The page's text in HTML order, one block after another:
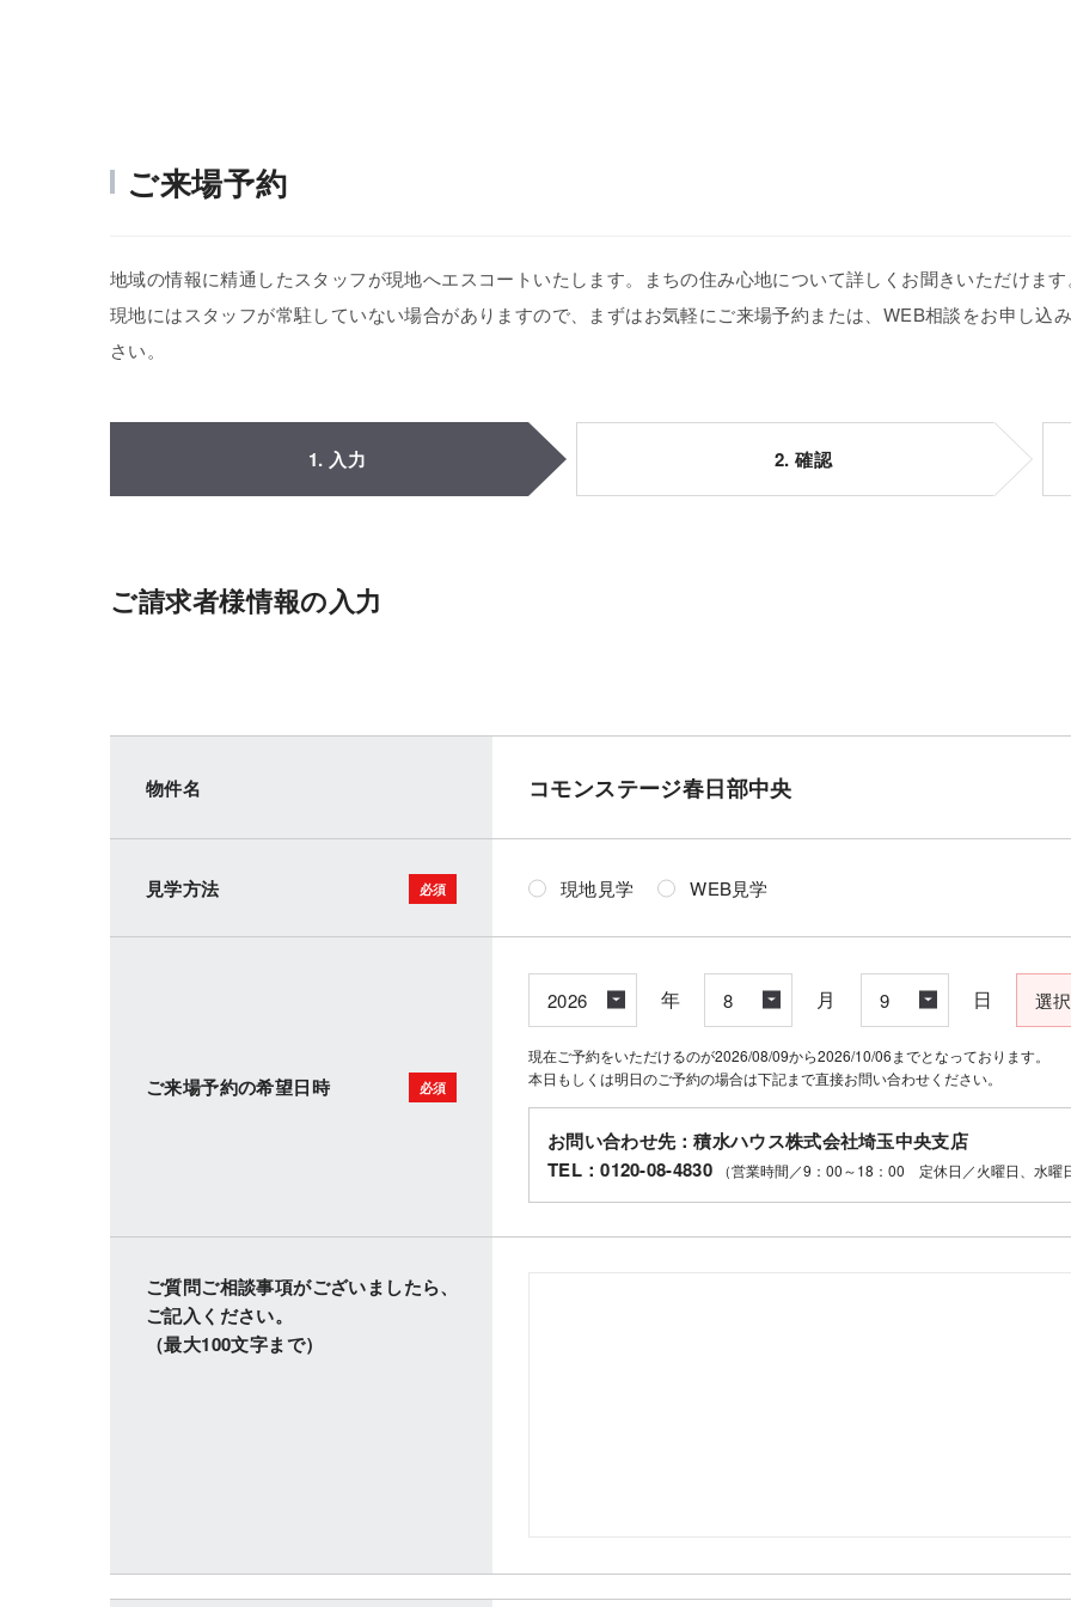
ご来場予約
地域の情報に精通したスタッフが現地へエスコートいたします。まちの住み心地について詳しくお聞きいただけま
現地にはスタッフが常駐していない場合がありますので、まずはお気軽にご来場予約または、WEB相談をお申し込
さい。
1. 入力 2. 確認
ご請求者様情報の入力
物件名 コモンステージ春日部中央
見学方法 現地見学 WEB見学
ご来場予約の希望日時
年 月 日
現在ご予約をいただけるのが2026/08/09から2026/10/06までとなっております。
本日もしくは明日のご予約の場合は下記まで直接お問い合わせください。
お問い合わせ先：積水ハウス株式会社埼玉中央支店
TEL：0120-08-4830 （営業時間／9：00～18：00 定休日／火曜日、水曜
ご質問ご相談事項がございましたら、
ご記入ください。
（最大100文字まで）